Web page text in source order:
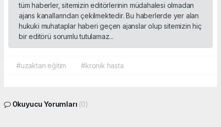
tüm haberler, sitemizin editörlerinin müdahalesi olmadan
ajans kanallarından çekilmektedir. Bu haberlerde yer alan
hukuki muhataplar haberi geçen ajanslar olup sitemizin hiç
bir editörü sorumlu tutulamaz...
#uzaktan eğitim #kronik hasta
Okuyucu Yorumları (0)